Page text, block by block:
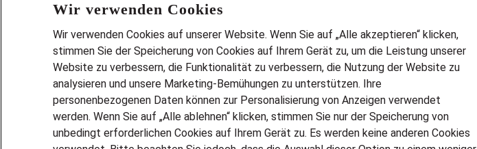
Wir verwenden Cookies
Wir verwenden Cookies auf unserer Website. Wenn Sie auf „Alle akzeptieren“ klicken,
stimmen Sie der Speicherung von Cookies auf Ihrem Gerät zu, um die Leistung unserer
Website zu verbessern, die Funktionalität zu verbessern, die Nutzung der Website zu
analysieren und unsere Marketing-Bemühungen zu unterstützen. Ihre
personenbezogenen Daten können zur Personalisierung von Anzeigen verwendet
werden. Wenn Sie auf „Alle ablehnen“ klicken, stimmen Sie nur der Speicherung von
unbedingt erforderlichen Cookies auf Ihrem Gerät zu. Es werden keine anderen Cookies